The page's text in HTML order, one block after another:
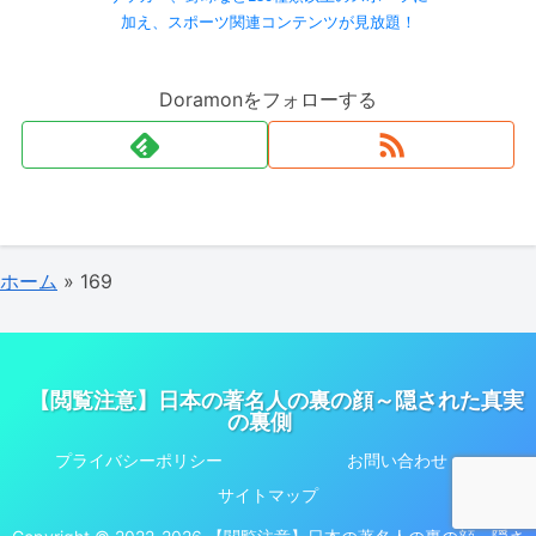
加え、スポーツ関連コンテンツが見放題！
Doramonをフォローする
ホーム » 169
【閲覧注意】日本の著名人の裏の顔～隠された真実
の裏側
プライバシーポリシー
お問い合わせ
サイトマップ